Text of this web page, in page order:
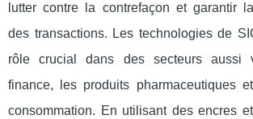
lutter contre la contrefaçon et garantir
des transactions. Les technologies de
rôle crucial dans des secteurs aussi
finance, les produits pharmaceutiques
consommation. En utilisant des encres